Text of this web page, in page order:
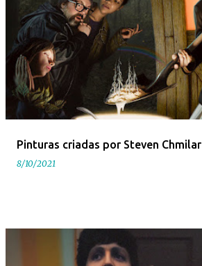
Pinturas criadas por Steven Chmilar
8/10/2021